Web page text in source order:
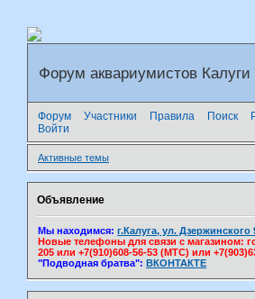
Форум аквариумистов Калуги
Форум Участники Правила Поиск
Войти
Активные темы
Объявление
Мы находимся: г.Калуга, ул. Дзержинского
Новые телефоны для связи с магазином:
205 или +7(910)608-56-53 (МТС) или
"Подводная братва": ВКОНТАКТЕ